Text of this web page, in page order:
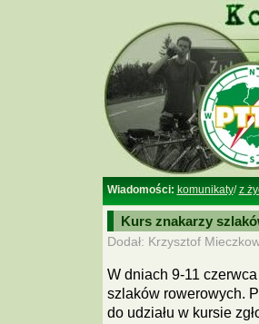
Wiadomości: komunikaty/z
Kurs znakarzy
Dodał: Krzysztof
W dniach 9-11
szlaków rowerowych.
do udziału w kursie